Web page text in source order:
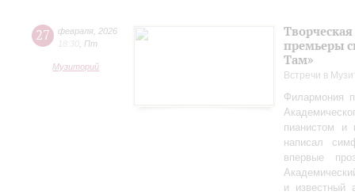
27 февраля 2026
18:30 Пт
Музиторий
премьеры
Там»
Встречи в
Филармония
пианистом и
написал
впервые
и известный